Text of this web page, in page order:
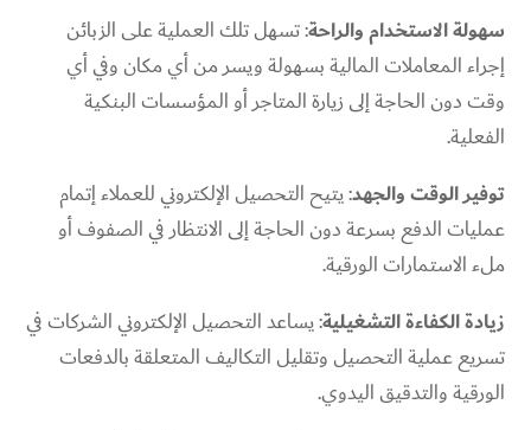
سهولة الاستخدام والراحة: تسهل تلك العملية على الزبائن
إجراء المعاملات المالية بسهولة ويسر من أي مكان وفي أي
وقت دون الحاجة إلى زيارة المتاجر أو المؤسسات البنكية
الفعلية.
توفير الوقت والجهد: يتيح التحصيل الإلكتروني للعملاء إتمام
عمليات الدفع بسرعة دون الحاجة إلى الانتظار في الصفوف أو
ملء الاستمارات الورقية.
زيادة الكفاءة التشغيلية: يساعد التحصيل الإلكتروني الشركات في
تسريع عملية التحصيل وتقليل التكاليف المتعلقة بالدفعات
الورقية والتدقيق اليدوي.